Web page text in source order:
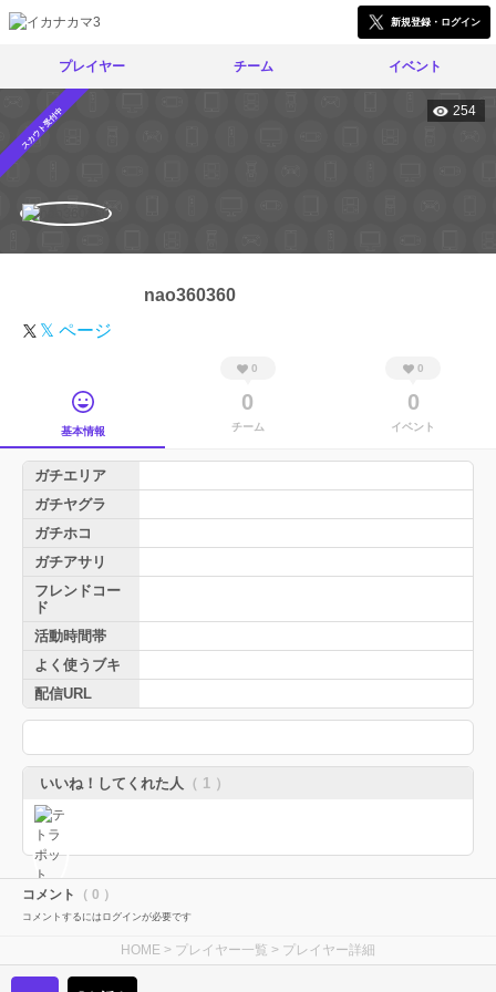
新規登録・ログイン
プレイヤー チーム イベント
スカウト受付中 254
nao360360
𝕏 ページ
基本情報
0
0
チーム
0
0
イベント
ガチエリア
ガチヤグラ
ガチホコ
ガチアサリ
フレンドコー
ド
活動時間帯
よく使うブキ
配信URL
いいね！してくれた人 （ 1 ）
コメント （ 0 ）
コメントするにはログインが必要です
HOME > プレイヤー一覧 > プレイヤー詳細